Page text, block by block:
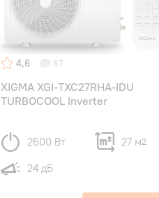
4,6 67
XIGMA XGI-TXC27RHA-IDU
TURBOCOOL Inverter
2600 Вт 27 м2
24 дБ